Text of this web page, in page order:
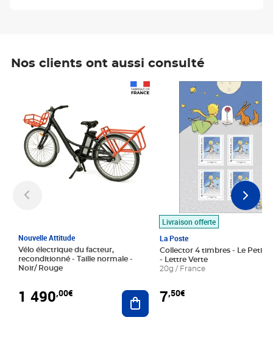
Nos clients ont aussi consulté
Nouvelle Attitude
Vélo électrique du facteur,
reconditionné - Taille normale -
Noir/ Rouge
1 490,00€ Ajouter au panier
Livraison offerte
La Poste
Collector 4 timbres - Le Petit
- Lettre Verte
20g / France
7,50€
Prix 7,50€